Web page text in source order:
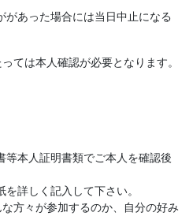
あった場合には当日中止になる
ては本人確認が必要となります。
等本人証明書類でご本人を確認後
詳しく記入して下さい。
方々が参加するのか、自分の好み